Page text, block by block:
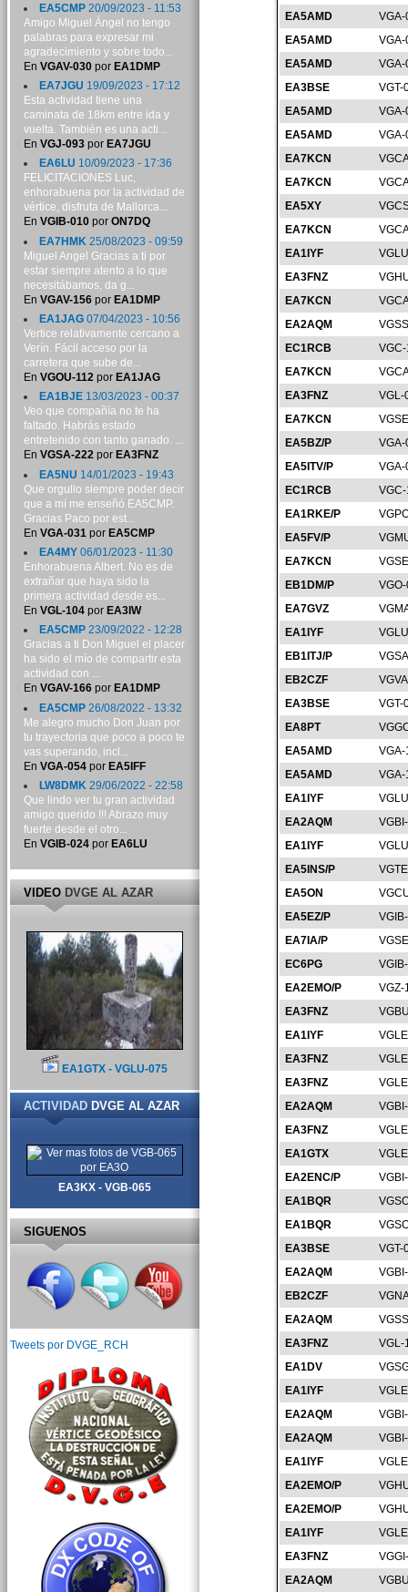
EA5AMD
EA5AMD
EA5AMD
EA3BSE
VGT-
EA5AMD
EA5AMD
EA7KCN
EA7KCN
EA5XY
EA7KCN
EA1IYF
EA3FNZ
EA7KCN
EA2AQM
EC1RCB
EA7KCN
EA3FNZ
VGL-
EA7KCN
EA5BZ/P
EA5ITV/P
EC1RCB
EA1RKE/P
EA5FV/P
EA7KCN
EB1DM/P
EA7GVZ
EA1IYF
EB1ITJ/P
EB2CZF
EA3BSE
VGT-
EA8PT
EA5AMD
EA5AMD
EA1IYF
EA2AQM
EA1IYF
EA5INS/P
EA5ON
EA5EZ/P
EA7IA/P
EC6PG
EA2EMO/P
VGZ-
EA3FNZ
EA1IYF
EA3FNZ
EA3FNZ
EA2AQM
EA3FNZ
EA1GTX
EA2ENC/P
EA1BQR
EA1BQR
EA3BSE
VGT-
EA2AQM
EB2CZF
EA2AQM
EA3FNZ
VGL-
EA1DV
EA1IYF
EA2AQM
EA2AQM
EA1IYF
EA2EMO/P
EA2EMO/P
EA1IYF
EA3FNZ
EA2AQM
EA5CMP20/09/2023 - 11:53
Amigo Miguel Ángel no tengo
palabras para expresar mi
agradecimiento y sobre todo...
En VGAV-030por EA1DMP
EA7JGU 19/09/2023 - 17:12
Esta actividad tiene una
caminata de 18km entre ida y
vuelta. También es una acti...
En VGJ-093por EA7JGU
EA6LU 10/09/2023 - 17:36
FELICITACIONES Luc,
enhorabuena por la actividad de
vértice, disfruta de Mallorca...
En VGIB-010por ON7DQ
EA7HMK 25/08/2023 - 09:59
Miguel Angel Gracias a ti por
estar siempre atento a lo que
necesitábamos, da g...
En VGAV-156por EA1DMP
EA1JAG07/04/2023 - 10:56
Vertice relativamente cercano a
Verín. Fácil acceso por la
carretera que sube de...
En VGOU-112por EA1JAG
EA1BJE13/03/2023 - 00:37
Veo que compañía no te ha
faltado. Habrás estado
entretenido con tanto ganado. ...
En VGSA-222por EA3FNZ
EA5NU 14/01/2023 - 19:43
Que orgullo siempre poder decir
que a mí me enseñó EA5CMP.
Gracias Paco por est...
En VGA-031 por EA5CMP
EA4MY06/01/2023 - 11:30
Enhorabuena Albert. No es de
extrañar que haya sido la
primera actividad desde es...
En VGL-104por EA3IW
EA5CMP23/09/2022 - 12:28
Gracias a ti Don Miguel el placer
ha sido el mío de compartir esta
actividad con ...
En VGAV-166por EA1DMP
EA5CMP26/08/2022 - 13:32
Me alegro mucho Don Juan por
tu trayectoria que poco a poco te
vas superando, incl...
En VGA-054por EA5IFF
LW8DMK29/06/2022 - 22:58
Que lindo ver tu gran actividad
amigo querido !!! Abrazo muy
fuerte desde el otro...
En VGIB-024por EA6LU
VIDEODVGE AL AZAR
EA1GTX - VGLU-075
ACTIVIDADDVGE AL AZAR
EA3KX - VGB-065
SIGUENOS
Tweets por DVGE_RCH